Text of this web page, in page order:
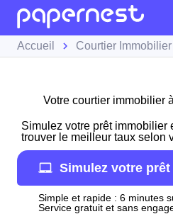
Accueil Courtier Immobilier
Votre courtier immobilier
Simulez votre prêt immobilier
trouver le meilleur taux selon
Simulez votre prêt
Simple et rapide : 6 minutes
Service gratuit et sans